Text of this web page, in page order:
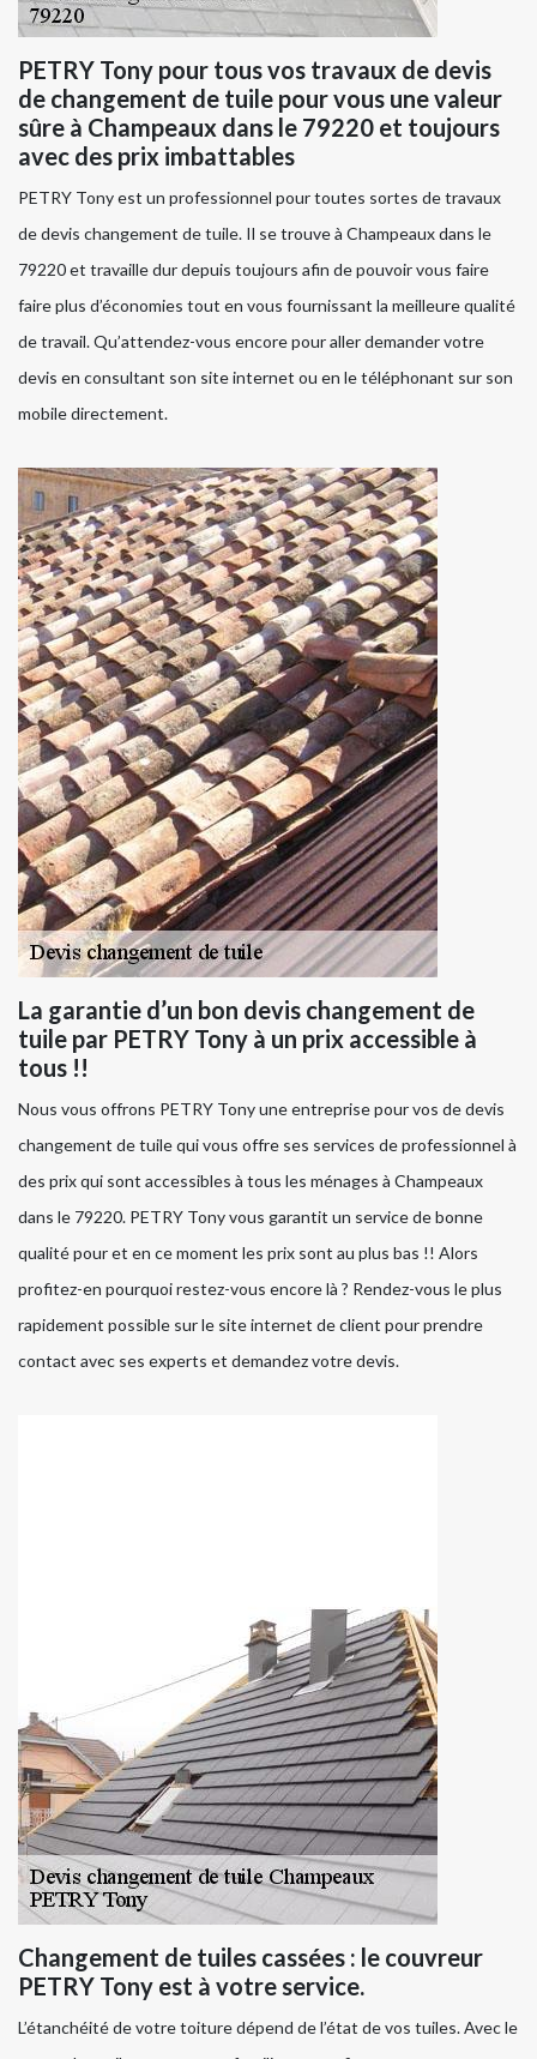
PETRY Tony pour tous vos travaux de devis
de changement de tuile pour vous une valeur
sûre à Champeaux dans le 79220 et toujours
avec des prix imbattables
PETRY Tony est un professionnel pour toutes sortes de travaux
de devis changement de tuile. Il se trouve à Champeaux dans le
79220 et travaille dur depuis toujours afin de pouvoir vous faire
faire plus d’économies tout en vous fournissant la meilleure qualité
de travail. Qu’attendez-vous encore pour aller demander votre
devis en consultant son site internet ou en le téléphonant sur son
mobile directement.
La garantie d’un bon devis changement de
tuile par PETRY Tony à un prix accessible à
tous !!
Nous vous offrons PETRY Tony une entreprise pour vos de devis
changement de tuile qui vous offre ses services de professionnel à
des prix qui sont accessibles à tous les ménages à Champeaux
dans le 79220. PETRY Tony vous garantit un service de bonne
qualité pour et en ce moment les prix sont au plus bas !! Alors
profitez-en pourquoi restez-vous encore là ? Rendez-vous le plus
rapidement possible sur le site internet de client pour prendre
contact avec ses experts et demandez votre devis.
Changement de tuiles cassées : le couvreur
PETRY Tony est à votre service.
L’étanchéité de votre toiture dépend de l’état de vos tuiles. Avec le